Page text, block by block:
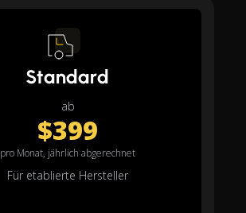
Standard
ab
$399
pro Monat, jährlich abgerechnet
Für etablierte Hersteller